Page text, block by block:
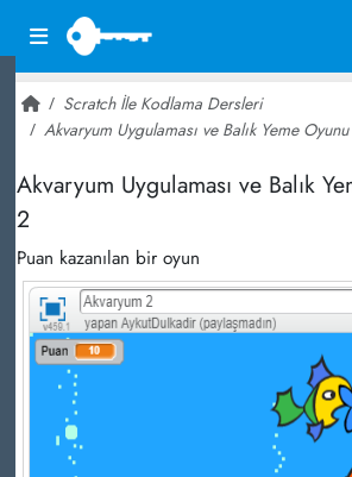
Scratch İle Kodlama Dersleri
Akvaryum Uygulaması ve Balık Yeme
Akvaryum Uygulaması ve Balık
2
Puan kazanılan bir oyun